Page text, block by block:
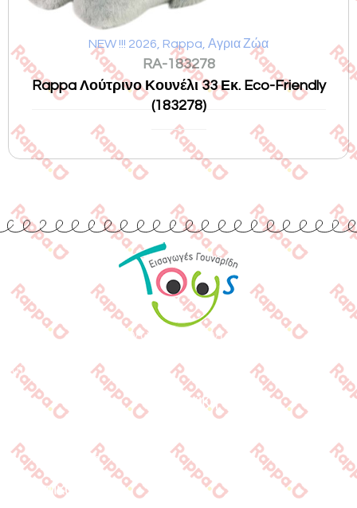
NEW !!! 2026 Rappa Αγρια Ζώα
RA-183278
Rappa Λούτρινο Κουνέλι 33 Εκ. Eco-Friendly
(183278)
Εισαγωγές Παιχνιδιών
Quick Links
Αρχική
Τράπεζες
Επικοινωνία